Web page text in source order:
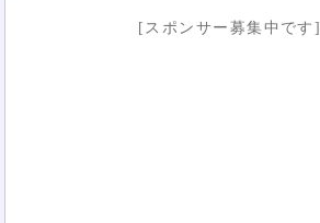
[スポンサー募集中です]